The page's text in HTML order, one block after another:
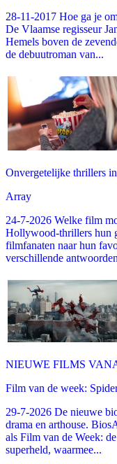
28-11-2017 Hoe ga je
De Vlaamse regisseur
Hemels boven de
de debuutroman van...
Onvergetelijke thrillers
Array
24-7-2026 Welke film
Hollywood-thrillers hun
filmfanaten naar hun
verschillende
NIEUWE FILMS
Film van de week:
29-7-2026 De nieuwe
drama en arthouse.
als Film van de Week:
superheld, waarmee...